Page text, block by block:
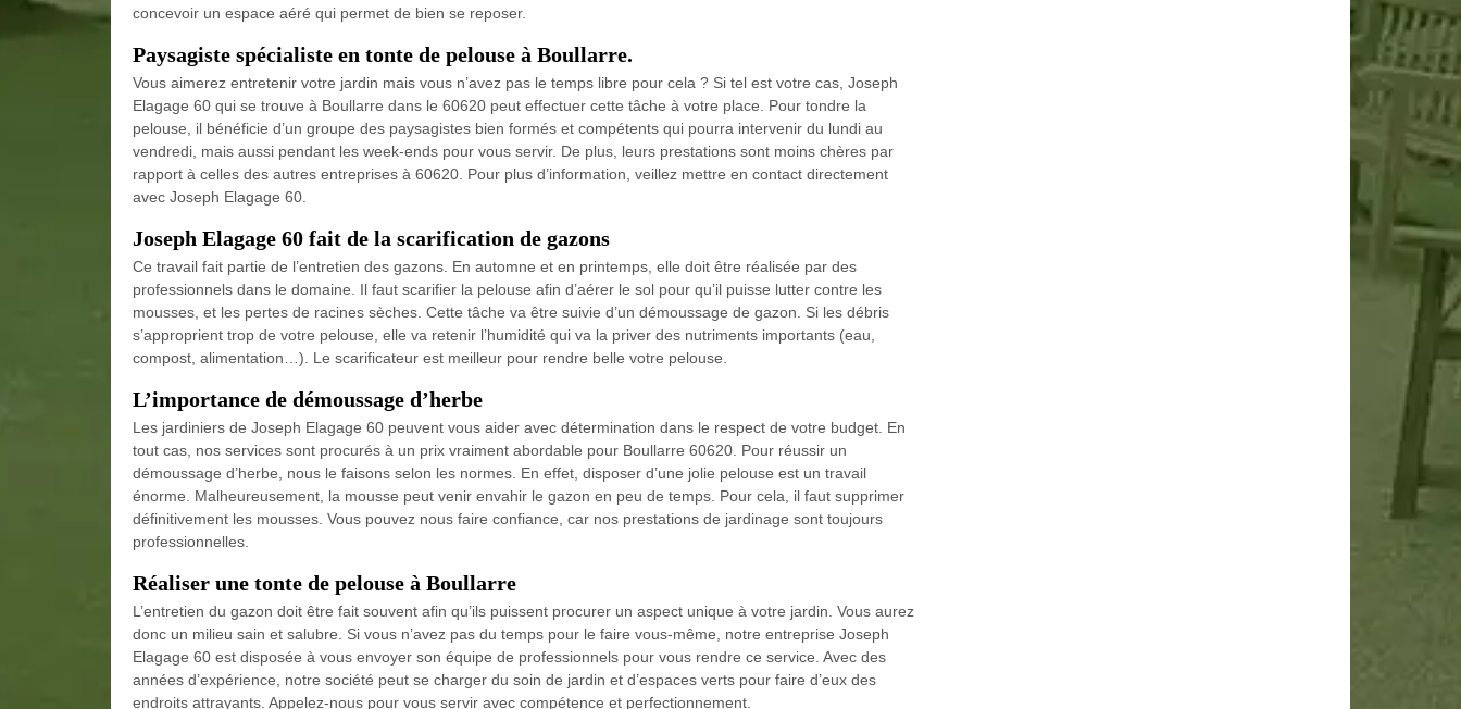
concevoir un espace aéré qui permet de bien se reposer.
Paysagiste spécialiste en tonte de pelouse à Boullarre.
Vous aimerez entretenir votre jardin mais vous n’avez pas le temps libre pour cela ? Si tel est votre cas, Joseph
Elagage 60 qui se trouve à Boullarre dans le 60620 peut effectuer cette tâche à votre place. Pour tondre la
pelouse, il bénéficie d’un groupe des paysagistes bien formés et compétents qui pourra intervenir du lundi au
vendredi, mais aussi pendant les week-ends pour vous servir. De plus, leurs prestations sont moins chères par
rapport à celles des autres entreprises à 60620. Pour plus d’information, veillez mettre en contact directement
avec Joseph Elagage 60.
Joseph Elagage 60 fait de la scarification de gazons
Ce travail fait partie de l’entretien des gazons. En automne et en printemps, elle doit être réalisée par des
professionnels dans le domaine. Il faut scarifier la pelouse afin d’aérer le sol pour qu’il puisse lutter contre les
mousses, et les pertes de racines sèches. Cette tâche va être suivie d’un démoussage de gazon. Si les débris
s’approprient trop de votre pelouse, elle va retenir l’humidité qui va la priver des nutriments importants (eau,
compost, alimentation…). Le scarificateur est meilleur pour rendre belle votre pelouse.
L’importance de démoussage d’herbe
Les jardiniers de Joseph Elagage 60 peuvent vous aider avec détermination dans le respect de votre budget. En
tout cas, nos services sont procurés à un prix vraiment abordable pour Boullarre 60620. Pour réussir un
démoussage d’herbe, nous le faisons selon les normes. En effet, disposer d’une jolie pelouse est un travail
énorme. Malheureusement, la mousse peut venir envahir le gazon en peu de temps. Pour cela, il faut supprimer
définitivement les mousses. Vous pouvez nous faire confiance, car nos prestations de jardinage sont toujours
professionnelles.
Réaliser une tonte de pelouse à Boullarre
L’entretien du gazon doit être fait souvent afin qu’ils puissent procurer un aspect unique à votre jardin. Vous aurez
donc un milieu sain et salubre. Si vous n’avez pas du temps pour le faire vous-même, notre entreprise Joseph
Elagage 60 est disposée à vous envoyer son équipe de professionnels pour vous rendre ce service. Avec des
années d’expérience, notre société peut se charger du soin de jardin et d’espaces verts pour faire d’eux des
endroits attrayants. Appelez-nous pour vous servir avec compétence et perfectionnement.